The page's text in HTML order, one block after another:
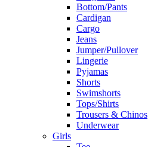
Bottom/Pants
Cardigan
Cargo
Jeans
Jumper/Pullover
Lingerie
Pyjamas
Shorts
Swimshorts
Tops/Shirts
Trousers & Chinos
Underwear
Girls